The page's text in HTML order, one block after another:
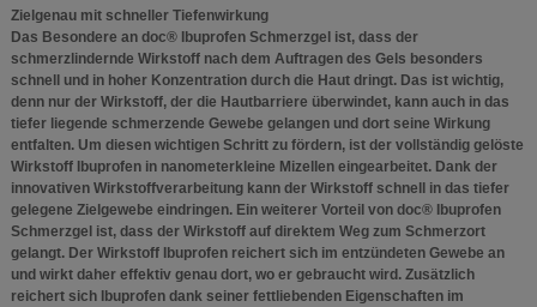
Zielgenau mit schneller Tiefenwirkung
Das Besondere an doc® Ibuprofen Schmerzgel ist, dass der
schmerzlindernde Wirkstoff nach dem Auftragen des Gels besonders
schnell und in hoher Konzentration durch die Haut dringt. Das ist wichtig,
denn nur der Wirkstoff, der die Hautbarriere überwindet, kann auch in das
tiefer liegende schmerzende Gewebe gelangen und dort seine Wirkung
entfalten. Um diesen wichtigen Schritt zu fördern, ist der vollständig gelöste
Wirkstoff Ibuprofen in nanometerkleine Mizellen eingearbeitet. Dank der
innovativen Wirkstoffverarbeitung kann der Wirkstoff schnell in das tiefer
gelegene Zielgewebe eindringen. Ein weiterer Vorteil von doc® Ibuprofen
Schmerzgel ist, dass der Wirkstoff auf direktem Weg zum Schmerzort
gelangt. Der Wirkstoff Ibuprofen reichert sich im entzündeten Gewebe an
und wirkt daher effektiv genau dort, wo er gebraucht wird. Zusätzlich
reichert sich Ibuprofen dank seiner fettliebenden Eigenschaften im